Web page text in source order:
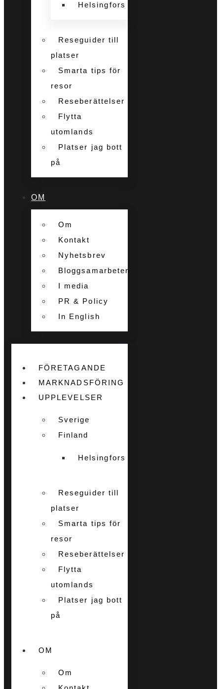
Helsingfors
Reseguider till
platser
Smarta tips för
resor
Reseberättelser
Flytta
utomlands
Platser jag bott
på
OM
Om
Kontakt
Nyhetsbrev
Bloggsamarbeten
I media
PR & Policy
In English
FÖRETAGANDE
MARKNADSFÖRING
UPPLEVELSER
Sverige
Finland
Helsingfors
Reseguider till
platser
Smarta tips för
resor
Reseberättelser
Flytta
utomlands
Platser jag bott
på
OM
Om